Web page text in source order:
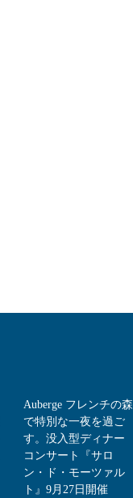
Auberge フレンチの森
で特別な一夜を過ご
す。没入型ディナー
コンサート『サロ
ン・ド・モーツァル
ト』9月27日開催